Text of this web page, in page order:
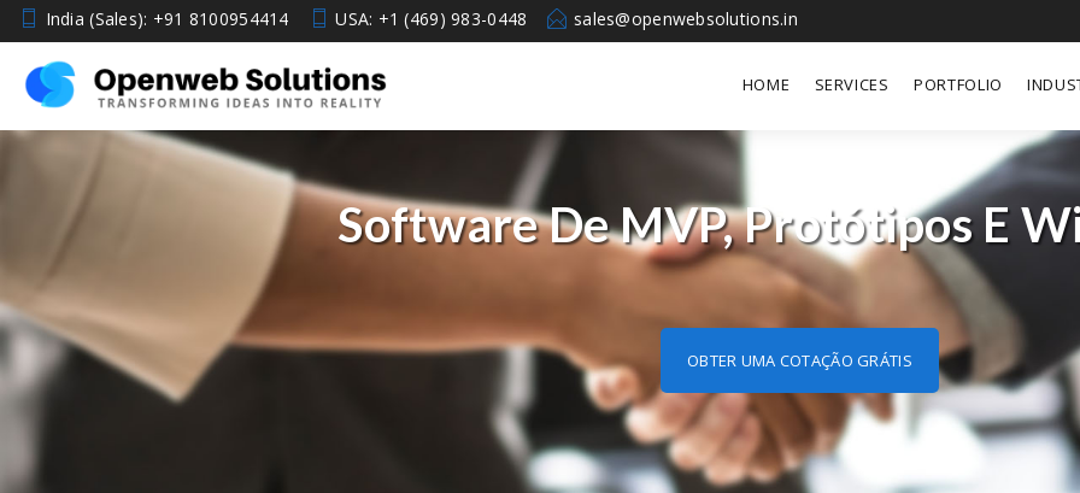
India (Sales): +91 8100954414 USA: +1 (469) 983-0448 sales@openwebsolutions.in
HOME SERVICES PORTFOLIO
Software De MVP, Protótipos E
OBTER UMA COTAÇÃO GRÁTIS